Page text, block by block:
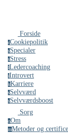
Forside
cCookiepolitik
sSpecialer
sStress
lLedercoaching
iIntrovert
kKarriere
sSelvværd
sSelvværdsboost
Sorg
oOm
mMetoder og